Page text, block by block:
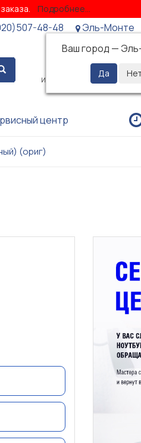
Подробнее...
48-48
Эль-Монте
Ваш город —
Избранное Просмотренные
центр
(ориг)